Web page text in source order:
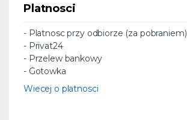
Platnosci
- Platnosc przy odbiorze (za pobraniem)
- Privat24
- Przelew bankowy
- Gotowka
Wiecej o platnosci